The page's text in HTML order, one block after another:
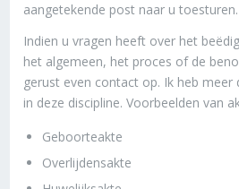
aangetekende post naar u toesturen.
Indien u vragen heeft over het
het algemeen, het proces of de
gerust even contact op. Ik heb
in deze discipline. Voorbeelden van
Geboorteakte
Overlijdensakte